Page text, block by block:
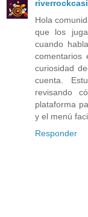
Hola
que los
cuando
comentarios
curiosidad
cuenta.
revisando
plataforma
y el menú
Responder